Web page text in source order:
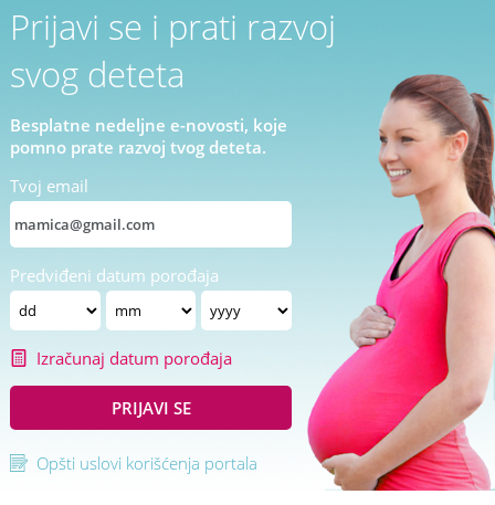
Prijavi se i prati razvoj
svog deteta
Besplatne nedeljne e-novosti, koje
pomno prate razvoj tvog deteta.
Tvoj email
Predviđeni datum porođaja
Izračunaj datum porođaja
PRIJAVI SE
Opšti uslovi korišćenja portala